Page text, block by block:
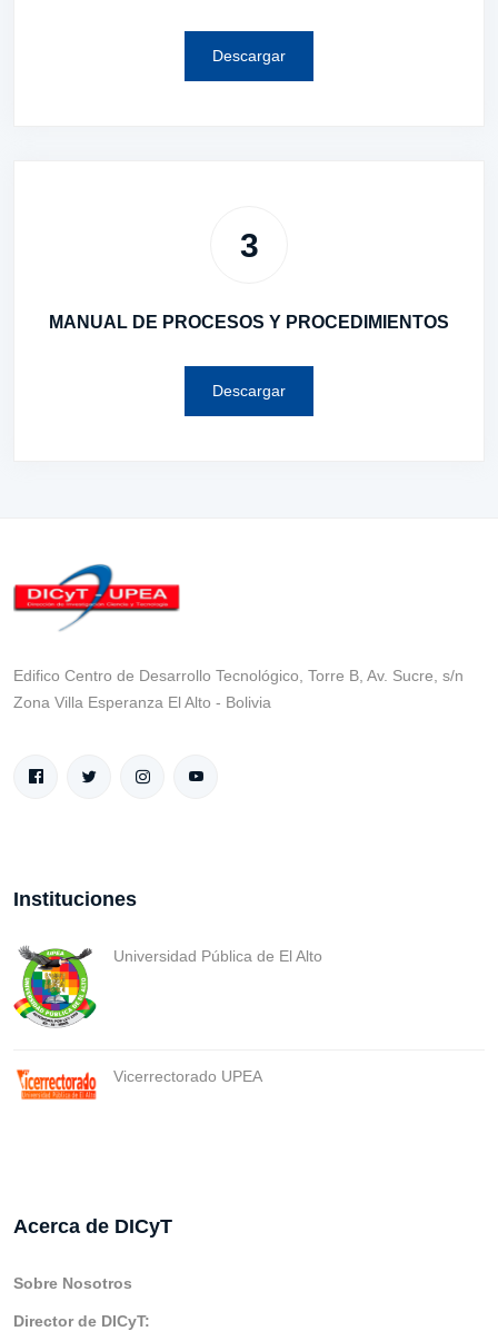
Descargar
3
MANUAL DE PROCESOS Y PROCEDIMIENTOS
Descargar
Edifico Centro de Desarrollo Tecnológico, Torre B, Av. Sucre, s/n
Zona Villa Esperanza El Alto - Bolivia
Instituciones
Universidad Pública de El Alto
Vicerrectorado UPEA
Acerca de DICyT
Sobre Nosotros
Director de DICyT: